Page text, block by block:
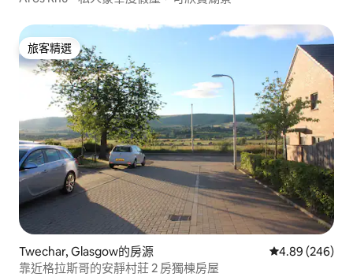
旅客精選
旅客精選
Twechar, Glasgow的房源 從 246 則評價
4.89 (246)
靠近格拉斯哥的安靜村莊 2 房獨棟房屋